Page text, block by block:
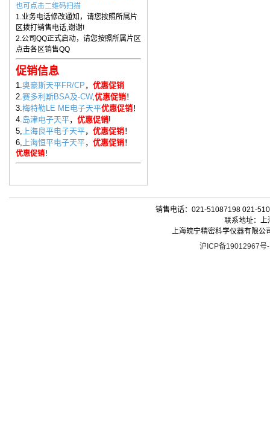
也可点击二维码扫描
1.业务电话修改通知，请您按照所属片
区拨打销售电话,谢谢!
2.公司QQ正式启动，请您按照所属片区
点击各区销售QQ
促销信息
1. 奥豪斯天平FR/CP ， 优惠促销
2. 赛多利斯BSA及-CW, 优惠促销！
3. 梅特勒LE ME电子天平优惠促销！
4. 岛津电子天平， 优惠促销!
5,
上海良平电子天平， 优惠促销！
6,
上海恒平电子天平， 优惠促销！
优惠促销！
销售电话：021-51087198 021-
联系地址：
上海皖宁精密科学仪器有限
沪ICP备19012967号